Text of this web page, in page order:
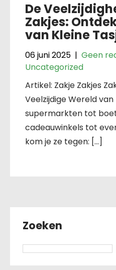
De
Zakjes:
van Kleine
06 juni 2025 | Geen
Uncategorized
Artikel: Zakje Zakjes
Veelzijdige Wereld van
supermarkten tot
cadeauwinkels tot
kom je ze tegen: […]
Zoeken